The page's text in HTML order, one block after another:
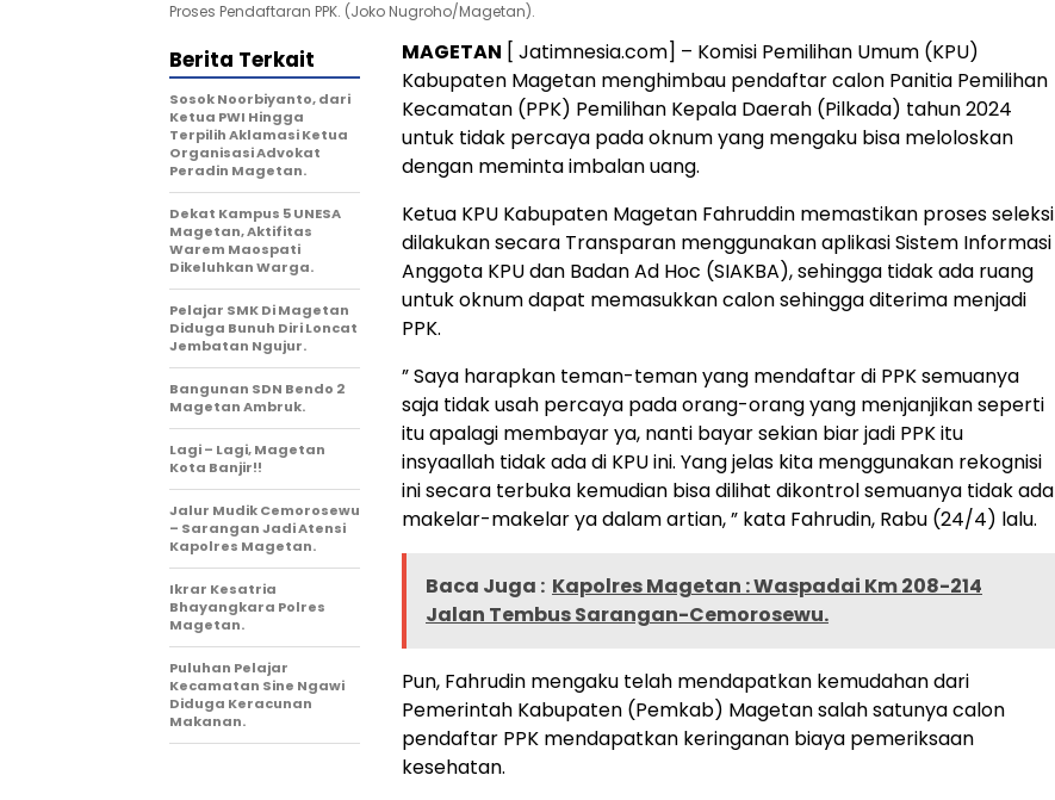
Proses Pendaftaran PPK. (Joko Nugroho/Magetan).
MAGETAN [ Jatimnesia.com] – Komisi Pemilihan Umum (KPU)
Kabupaten Magetan menghimbau pendaftar calon Panitia Pemilihan
Kecamatan (PPK) Pemilihan Kepala Daerah (Pilkada) tahun 2024
untuk tidak percaya pada oknum yang mengaku bisa meloloskan
dengan meminta imbalan uang.
Ketua KPU Kabupaten Magetan Fahruddin memastikan proses seleksi
dilakukan secara Transparan menggunakan aplikasi Sistem Informasi
Anggota KPU dan Badan Ad Hoc (SIAKBA), sehingga tidak ada ruang
untuk oknum dapat memasukkan calon sehingga diterima menjadi
PPK.
” Saya harapkan teman-teman yang mendaftar di PPK semuanya
saja tidak usah percaya pada orang-orang yang menjanjikan seperti
itu apalagi membayar ya, nanti bayar sekian biar jadi PPK itu
insyaallah tidak ada di KPU ini. Yang jelas kita menggunakan rekognisi
ini secara terbuka kemudian bisa dilihat dikontrol semuanya tidak ada
makelar-makelar ya dalam artian, ” kata Fahrudin, Rabu (24/4) lalu.
Baca Juga : Kapolres Magetan : Waspadai Km 208-214
Jalan Tembus Sarangan-Cemorosewu.
Pun, Fahrudin mengaku telah mendapatkan kemudahan dari
Pemerintah Kabupaten (Pemkab) Magetan salah satunya calon
pendaftar PPK mendapatkan keringanan biaya pemeriksaan
kesehatan.
Berita Terkait
Sosok Noorbiyanto, dari
Ketua PWI Hingga
Terpilih Aklamasi Ketua
Organisasi Advokat
Peradin Magetan.
Dekat Kampus 5 UNESA
Magetan, Aktifitas
Warem Maospati
Dikeluhkan Warga.
Pelajar SMK Di Magetan
Diduga Bunuh Diri Loncat
Jembatan Ngujur.
Bangunan SDN Bendo 2
Magetan Ambruk.
Lagi – Lagi, Magetan
Kota Banjir!!
Jalur Mudik Cemorosewu
– Sarangan Jadi Atensi
Kapolres Magetan.
Ikrar Kesatria
Bhayangkara Polres
Magetan.
Puluhan Pelajar
Kecamatan Sine Ngawi
Diduga Keracunan
Makanan.